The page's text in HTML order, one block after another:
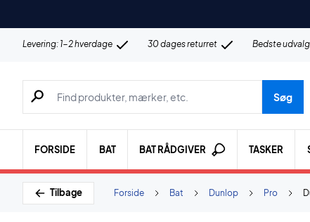
Levering: 1-2 hverdage 30 dages returret Bedste udvalg
Søg efter produkter, mærker etc.
Søg
FORSIDE BAT BAT RÅDGIVER TASKER
Tilbage Pro
Dunlop
Bat
Forside